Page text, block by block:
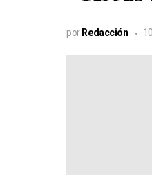
por Redacción